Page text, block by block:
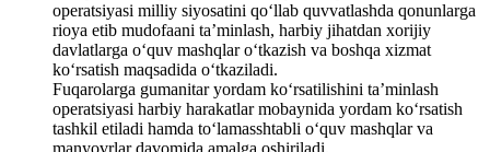
operatsiyasi milliy siyosatini qo‘llab quvvatlashda qonunlarga
rioya etib mudofaani ta’minlash, harbiy jihatdan xorijiy
davlatlarga o‘quv mashqlar o‘tkazish va boshqa xizmat
ko‘rsatish maqsadida o‘tkaziladi.
Fuqarolarga gumanitar yordam ko‘rsatilishini ta’minlash
operatsiyasi harbiy harakatlar mobaynida yordam ko‘rsatish
tashkil etiladi hamda to‘lamasshtabli o‘quv mashqlar va
manyovrlar davomida amalga oshiriladi.